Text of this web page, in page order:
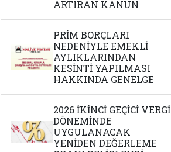
ARTIRAN KANUN
PRİM BORÇLARI
NEDENİYLE EMEKLİ
AYLIKLARINDAN
KESİNTİ YAPILMASI
HAKKINDA GENELGE
2026 İKİNCİ GEÇİCİ VERGİ
DÖNEMİNDE
UYGULANACAK
YENİDEN DEĞERLEME